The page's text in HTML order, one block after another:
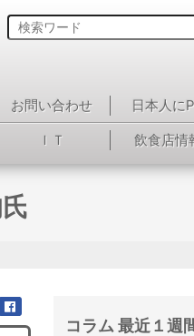
お問い合わせ
日本人に
ＩＴ 飲食店情
コラム 最近１週